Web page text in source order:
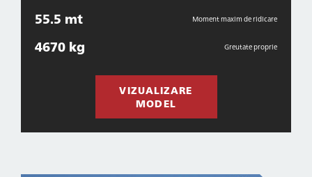
55.5 mt Moment maxim de ridicare
4670 kg Greutate proprie
VIZUALIZARE
MODEL